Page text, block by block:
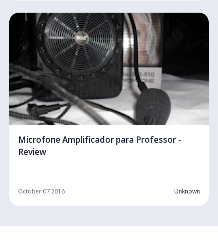
Microfone Amplificador para Professor -
Review
October 07 2016 Unknown